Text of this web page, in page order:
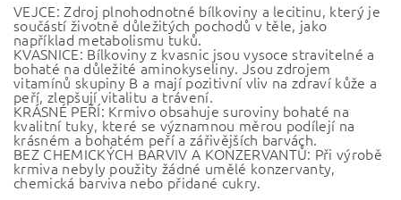
VEJCE: Zdroj plnohodnotné bílkoviny a lecitinu, který je
součástí životně důležitých pochodů v těle, jako
například metabolismu tuků.
KVASNICE: Bílkoviny z kvasnic jsou vysoce stravitelné a
bohaté na důležité aminokyseliny. Jsou zdrojem
vitamínů skupiny B a mají pozitivní vliv na zdraví kůže a
peří, zlepšují vitalitu a trávení.
KRÁSNÉ PEŘÍ: Krmivo obsahuje suroviny bohaté na
kvalitní tuky, které se významnou měrou podílejí na
krásném a bohatém peří a zářivějších barvách.
BEZ CHEMICKÝCH BARVIV A KONZERVANTŮ: Při výrobě
krmiva nebyly použity žádné umělé konzervanty,
chemická barviva nebo přidané cukry.